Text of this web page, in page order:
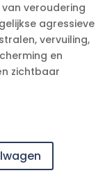
veroudering
agressieve
vervuiling,
en
zichtbaar